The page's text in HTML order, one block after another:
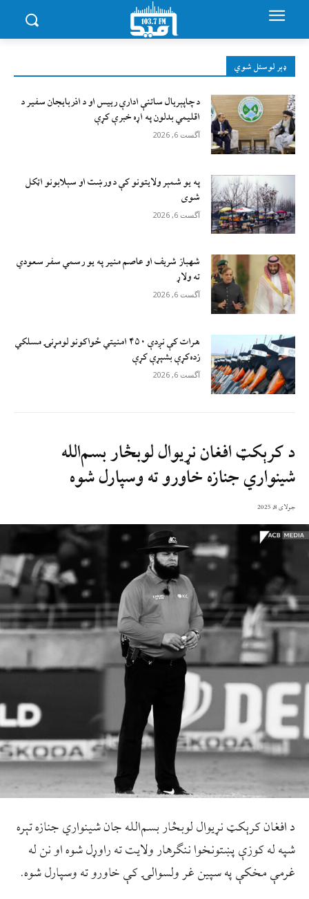
ډېر لوستل شوي
د چاپېریال ساتنې ادارې رییس او د اذربایجان سفیر د
اقلیمي بدلون په اړه خبرې کړې
آگست 6, 2026
په یو شمېر ولایتونو کې د ورښت او سېلابونو اټکل
شوی
آگست 6, 2026
شهباز شریف او عاصم منیر په یو رسمي سفر سعودي
ته ولاړ
آگست 6, 2026
هرات کې نږدې ۴۵۰ امنيتي ځواکونو لومړنۍ مسلکي
زده‌کړې بشپړې کړې
آگست 6, 2026
د کرېکټ افغان نړیوال لوبڅار بسم‌الله
شینواري جنازه خاورو ته وسپارل شوه
جولای 8, 2025
د افغان کرېکټ نړیوال لوبڅار بسم‌الله جان شینواري جنازه تېره
شپه له کوزې پښتونخوا ننګرهار ولایت ته راوړل شوه او نن له
غرمې مخکې په سپين غر ولسوالۍ کې خاورو ته وسپارل شوه.